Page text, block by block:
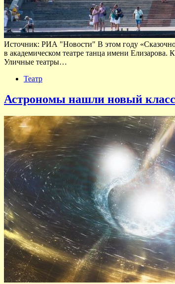
Источник: РИА "Новости" В этом году
в академическом театре танца имени
Уличные театры…
Театр
Астрономы нашли новый